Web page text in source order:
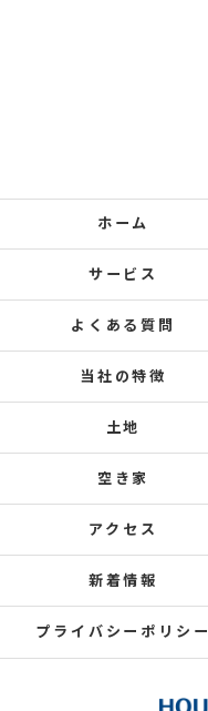
ホーム
サービス
よくある質問
当社の特徴
土地
空き家
アクセス
新着情報
プライバシーポリシー